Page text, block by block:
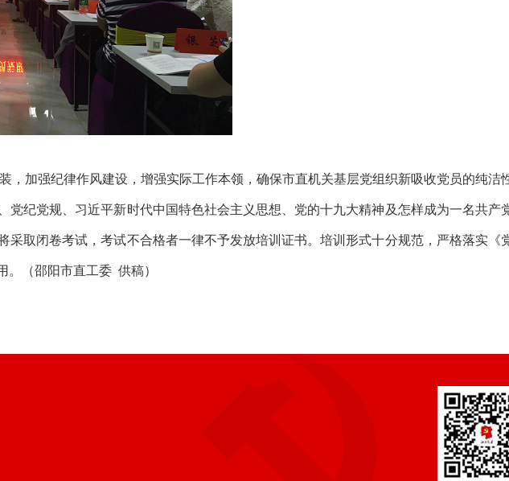
加强纪律作风建设，增强实际工作本领，确保市直机关基层党组织新吸收党员的纯洁
纪党规、习近平新时代中国特色社会主义思想、党的十九大精神及怎样成为一名共产
取闭卷考试，考试不合格者一律不予发放培训证书。培训形式十分规范，严格落实《
。（邵阳市直工委 供稿）